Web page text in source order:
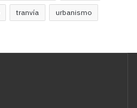
tranvía urbanismo